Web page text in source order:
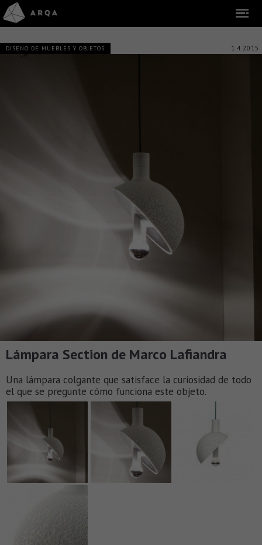
DISEÑO DE MUEBLES Y OBJETOS 1.4.2015
Lámpara Section de Marco Lafiandra
Una lámpara colgante que satisface la curiosidad de todo
el que se pregunte cómo funciona este objeto.